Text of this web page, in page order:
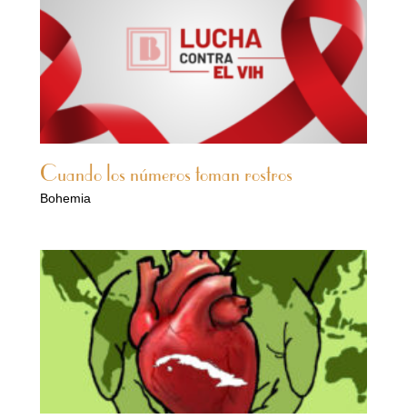
Cuando los números toman rostros
Bohemia